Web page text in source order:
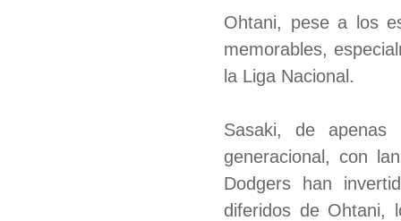
Ohtani, pese a los
memorables,
la Liga Nacional.
Sasaki, de apenas
generacional, con
Dodgers han
diferidos de Ohtani,